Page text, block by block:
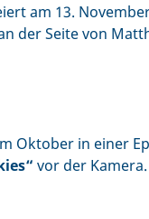
am 13.
der Seite von
Oktober in einer
vor der